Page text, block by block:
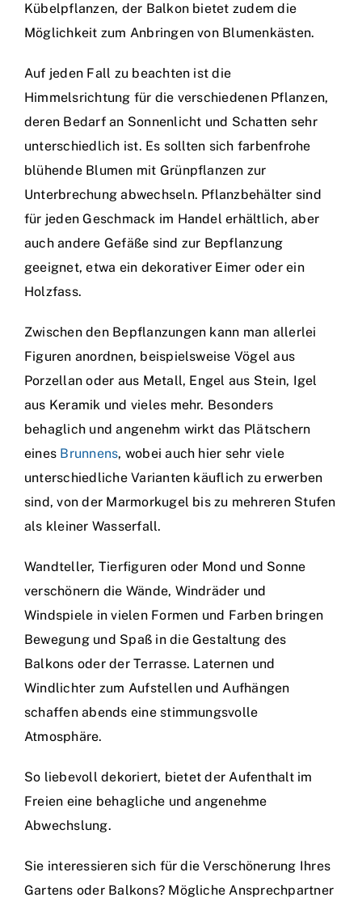
Kübelpflanzen, der Balkon bietet zudem die
Möglichkeit zum Anbringen von Blumenkästen.
Auf jeden Fall zu beachten ist die
Himmelsrichtung für die verschiedenen Pflanzen,
deren Bedarf an Sonnenlicht und Schatten sehr
unterschiedlich ist. Es sollten sich farbenfrohe
blühende Blumen mit Grünpflanzen zur
Unterbrechung abwechseln. Pflanzbehälter sind
für jeden Geschmack im Handel erhältlich, aber
auch andere Gefäße sind zur Bepflanzung
geeignet, etwa ein dekorativer Eimer oder ein
Holzfass.
Zwischen den Bepflanzungen kann man allerlei
Figuren anordnen, beispielsweise Vögel aus
Porzellan oder aus Metall, Engel aus Stein, Igel
aus Keramik und vieles mehr. Besonders
behaglich und angenehm wirkt das Plätschern
eines Brunnens, wobei auch hier sehr viele
unterschiedliche Varianten käuflich zu erwerben
sind, von der Marmorkugel bis zu mehreren Stufen
als kleiner Wasserfall.
Wandteller, Tierfiguren oder Mond und Sonne
verschönern die Wände, Windräder und
Windspiele in vielen Formen und Farben bringen
Bewegung und Spaß in die Gestaltung des
Balkons oder der Terrasse. Laternen und
Windlichter zum Aufstellen und Aufhängen
schaffen abends eine stimmungsvolle
Atmosphäre.
So liebevoll dekoriert, bietet der Aufenthalt im
Freien eine behagliche und angenehme
Abwechslung.
Sie interessieren sich für die Verschönerung Ihres
Gartens oder Balkons? Mögliche Ansprechpartner